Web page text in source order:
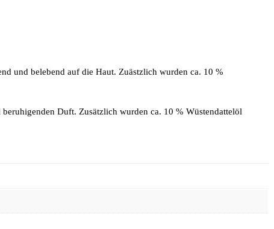
und belebend auf die Haut. Zuästzlich wurden ca. 10 %
Duft. Zusätzlich wurden ca. 10 % Wüstendattelöl